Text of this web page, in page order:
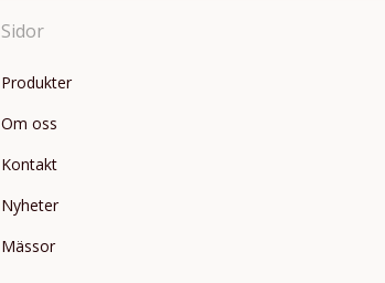
Sidor
Produkter
Om oss
Kontakt
Nyheter
Mässor